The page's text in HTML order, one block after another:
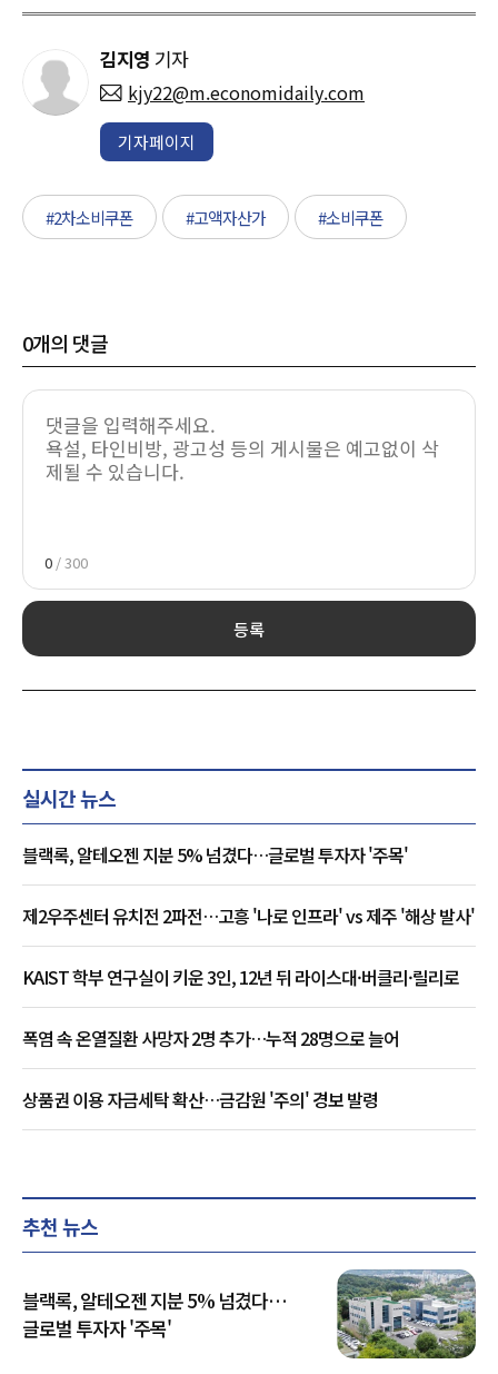
김지영 기자
kjy22@m.economidaily.com
기자페이지
#2차소비쿠폰 #고액자산가 #소비쿠폰
0개의 댓글
0 / 300
등록
실시간 뉴스
블랙록, 알테오젠 지분 5% 넘겼다…글로벌 투자자 '주목'
제2우주센터 유치전 2파전…고흥 '나로 인프라' vs 제주 '해상 발사'
KAIST 학부 연구실이 키운 3인, 12년 뒤 라이스대·버클리·릴리로
폭염 속 온열질환 사망자 2명 추가…누적 28명으로 늘어
상품권 이용 자금세탁 확산…금감원 '주의' 경보 발령
추천 뉴스
블랙록, 알테오젠 지분 5% 넘겼다…
글로벌 투자자 '주목'